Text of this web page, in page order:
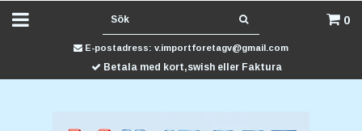
0
E-postadress: v.importforetagv@gmail.com
Betala med kort,swish eller Faktura